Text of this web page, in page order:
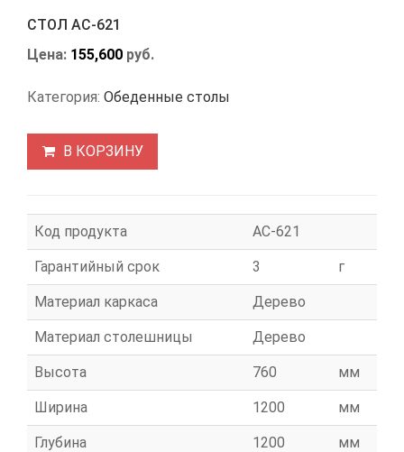
СТОЛ АС-621
Цена: 155,600 руб.
Категория: Обеденные столы
В КОРЗИНУ
Код продукта АС-621
Гарантийный срок 3 г
Материал каркаса Дерево
Материал столешницы Дерево
Высота 760 мм
Ширина 1200 мм
Глубина 1200 мм